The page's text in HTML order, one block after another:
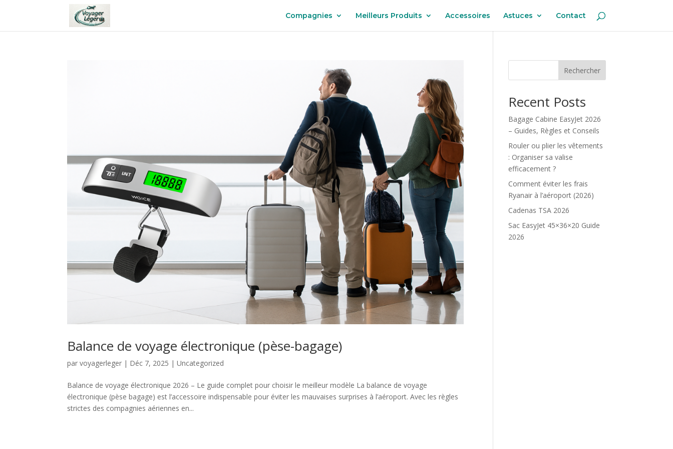
Compagnies Meilleurs Produits Accessoires Astuces Contact
Balance de voyage électronique (pèse-bagage)
parvoyagerleger | Déc 7, 2025 |Uncategorized
Balance de voyage électronique 2026 – Le guide complet pour choisir le meilleur modèle La balance de voyage
électronique (pèse bagage) est l’accessoire indispensable pour éviter les mauvaises surprises à l’aéroport. Avec les règles
strictes des compagnies aériennes en...
Rechercher
Recent Posts
Bagage Cabine EasyJet 2026
– Guides, Règles et Conseils
Rouler ou plier les vêtements
: Organiser sa valise
efficacement ?
Comment éviter les frais
Ryanair à l’aéroport (2026)
Cadenas TSA 2026
Sac EasyJet 45×36×20 Guide
2026